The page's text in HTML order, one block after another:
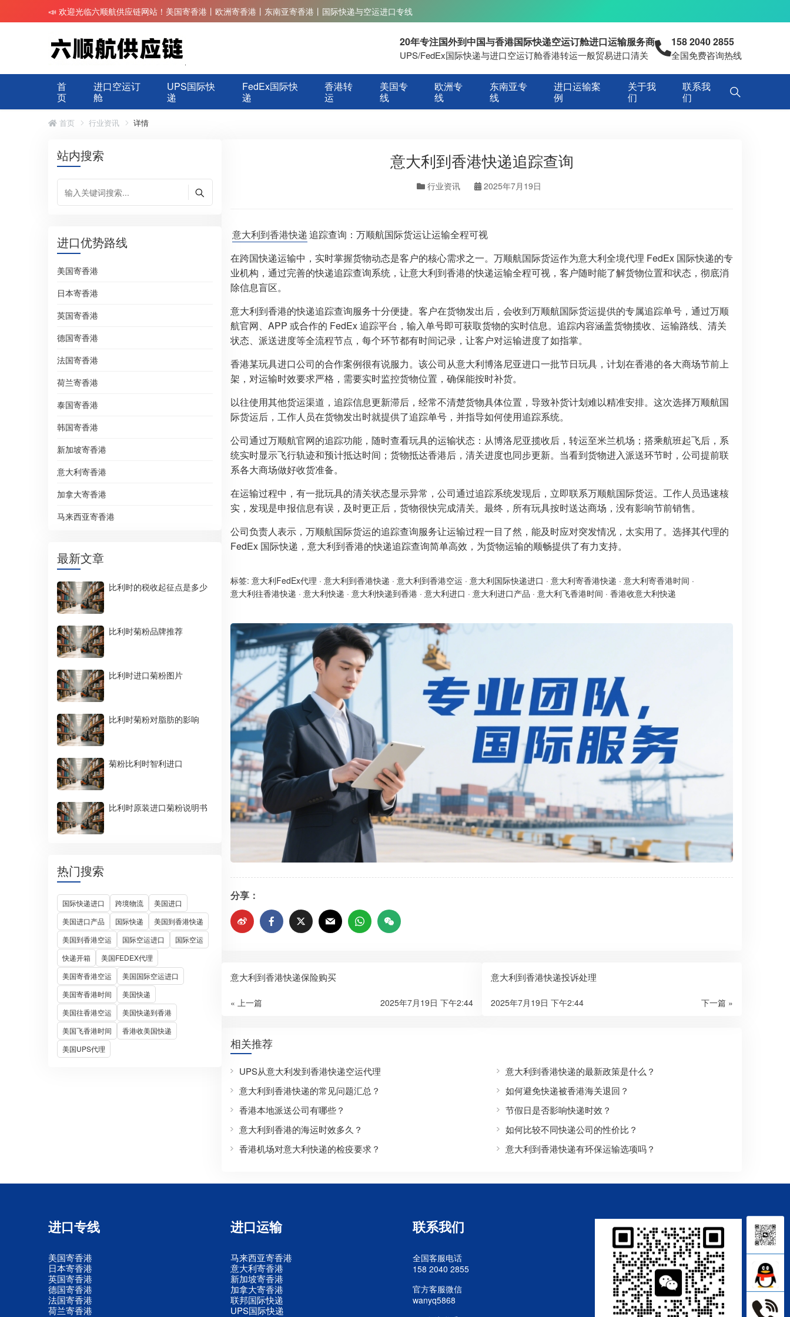
📣 欢迎光临六顺航供应链网站！美国寄香港丨欧洲寄香港丨东南亚寄香港丨国际快递与空运进口专线
20年专注国外到中国与香港国际快递空运订舱进口运输服务商
UPS/FedEx国际快递与进口空运订舱香港转运一般贸易进口清关
158 2040 2855
全国免费咨询热线
首
页
进口空运订
舱
UPS国际快
递
FedEx国际快
递
香港转
运
美国专
线
欧洲专
线
东南亚专
线
进口运输案
例
关于我
们
联系我
们
首页 行业资讯 详情
站内搜索
进口优势路线
美国寄香港
日本寄香港
英国寄香港
德国寄香港
法国寄香港
荷兰寄香港
泰国寄香港
韩国寄香港
新加坡寄香港
意大利寄香港
加拿大寄香港
马来西亚寄香港
最新文章
比利时的税收起征点是多少
比利时菊粉品牌推荐
比利时进口菊粉图片
比利时菊粉对脂肪的影响
菊粉比利时智利进口
比利时原装进口菊粉说明书
热门搜索
国际快递进口 跨境物流
美国进口
美国进口产品
国际快递
美国到香港快递
美国到香港空运
国际空运进口
国际空运
快递开箱
美国FEDEX代理
美国寄香港空运
美国国际空运进口
美国寄香港时间
美国快递
美国往香港空运
美国快递到香港
美国飞香港时间
香港收美国快递
美国UPS代理
意大利到香港快递追踪查询
行业资讯 2025年7月19日
意大利到香港快递追踪查询：万顺航国际货运让运输全程可视
在跨国快递运输中，实时掌握货物动态是客户的核心需求之一。万顺航国际货运作为意大利全境代理 FedEx 国际快递的专
业机构，通过完善的快递追踪查询系统，让意大利到香港的快递运输全程可视，客户随时能了解货物位置和状态，彻底消
除信息盲区。
意大利到香港的快递追踪查询服务十分便捷。客户在货物发出后，会收到万顺航国际货运提供的专属追踪单号，通过万顺
航官网、APP 或合作的 FedEx 追踪平台，输入单号即可获取货物的实时信息。追踪内容涵盖货物揽收、运输路线、清关
状态、派送进度等全流程节点，每个环节都有时间记录，让客户对运输进度了如指掌。
香港某玩具进口公司的合作案例很有说服力。该公司从意大利博洛尼亚进口一批节日玩具，计划在香港的各大商场节前上
架，对运输时效要求严格，需要实时监控货物位置，确保能按时补货。
以往使用其他货运渠道，追踪信息更新滞后，经常不清楚货物具体位置，导致补货计划难以精准安排。这次选择万顺航国
际货运后，工作人员在货物发出时就提供了追踪单号，并指导如何使用追踪系统。
公司通过万顺航官网的追踪功能，随时查看玩具的运输状态：从博洛尼亚揽收后，转运至米兰机场；搭乘航班起飞后，系
统实时显示飞行轨迹和预计抵达时间；货物抵达香港后，清关进度也同步更新。当看到货物进入派送环节时，公司提前联
系各大商场做好收货准备。
在运输过程中，有一批玩具的清关状态显示异常，公司通过追踪系统发现后，立即联系万顺航国际货运。工作人员迅速核
实，发现是申报信息有误，及时更正后，货物很快完成清关。最终，所有玩具按时送达商场，没有影响节前销售。
公司负责人表示，万顺航国际货运的追踪查询服务让运输过程一目了然，能及时应对突发情况，太实用了。选择其代理的
FedEx 国际快递，意大利到香港的快递追踪查询简单高效，为货物运输的顺畅提供了有力支持。
标签: 意大利FedEx代理 · 意大利到香港快递 · 意大利到香港空运 · 意大利国际快递进口 · 意大利寄香港快递 · 意大利寄香港时间 ·
意大利往香港快递 · 意大利快递 · 意大利快递到香港 · 意大利进口 · 意大利进口产品 · 意大利飞香港时间 · 香港收意大利快递
分享：
意大利到香港快递保险购买
« 上一篇 2025年7月19日 下午2:44
意大利到香港快递投诉处理
下一篇 »
2025年7月19日 下午2:44
相关推荐
UPS从意大利发到香港快递空运代理
意大利到香港快递的最新政策是什么？
意大利到香港快递的常见问题汇总？
如何避免快递被香港海关退回？
香港本地派送公司有哪些？
节假日是否影响快递时效？
意大利到香港的海运时效多久？
如何比较不同快递公司的性价比？
香港机场对意大利快递的检疫要求？
意大利到香港快递有环保运输选项吗？
进口专线
美国寄香港
日本寄香港
英国寄香港
德国寄香港
法国寄香港
荷兰寄香港
进口运输
马来西亚寄香港
意大利寄香港
新加坡寄香港
加拿大寄香港
联邦国际快递
UPS国际快递
联系我们
全国客服电话
158 2040 2855
官方客服微信
wanyq5868